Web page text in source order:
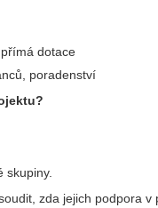
dotace
poradenství
skupiny.
zda jejich podpora v